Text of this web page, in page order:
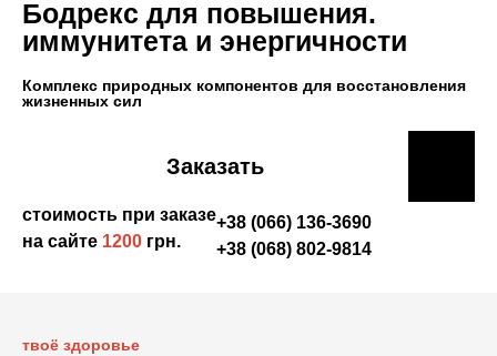
Бодрекс для повышения.
иммунитета и энергичности
Комплекс природных компонентов для восстановления
жизненных сил
Заказать
стоимость при заказе
на сайте 1200 грн.
+38 (066) 136-3690
+38 (068) 802-9814
твоё здоровье